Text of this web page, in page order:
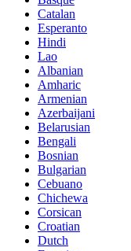
Catalan
Esperanto
Hindi
Lao
Albanian
Amharic
Armenian
Azerbaijani
Belarusian
Bengali
Bosnian
Bulgarian
Cebuano
Chichewa
Corsican
Croatian
Dutch